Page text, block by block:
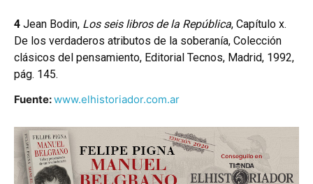
4 Jean Bodin, Los seis libros de la República, Capítulo x.
De los verdaderos atributos de la soberanía, Colección
clásicos del pensamiento, Editorial Tecnos, Madrid, 1992,
pág. 145.
Fuente:www.elhistoriador.com.ar